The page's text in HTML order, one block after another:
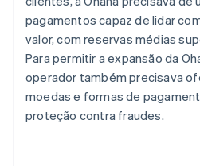
pagamentos capaz de lidar
valor, com reservas médias
Para permitir a expansão da
operador também precisava
moedas e formas de
proteção contra fraudes.